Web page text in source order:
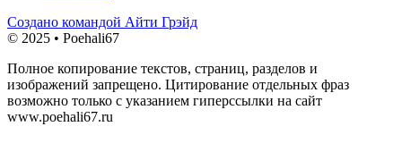
Создано командой Айти Грэйд
© 2025 • Poehali67
Полное копирование текстов, страниц, разделов и
изображений запрещено. Цитирование отдельных фраз
возможно только с указанием гиперссылки на сайт
www.poehali67.ru